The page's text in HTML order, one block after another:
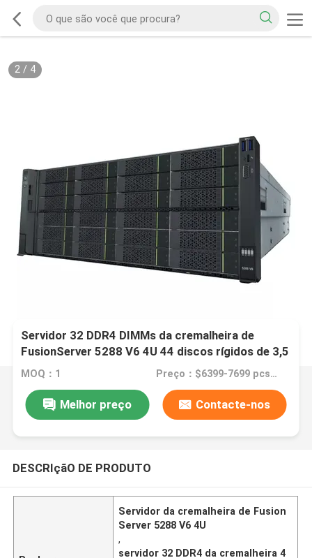
2/ 4
Servidor 32 DDR4 DIMMs da cremalheira de
FusionServer 5288 V6 4U 44 discos rígidos de 3,5
polegadas
MOQ：1 Preço：$6399-7699 pcs Negotiable
Melhor preço Contacte-nos
DESCRIçãO DE PRODUTO
Servidor da cremalheira de Fusion
Server 5288 V6 4U
,
servidor 32 DDR4 da cremalheira 4